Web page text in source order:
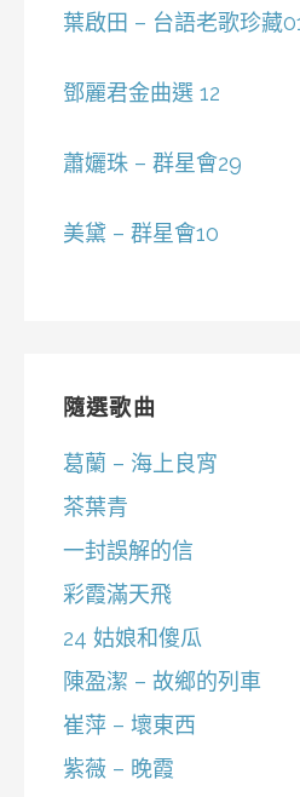
葉啟田 – 台語老歌珍藏
鄧麗君金曲選 12
蕭孋珠 – 群星會29
美黛 – 群星會10
隨選歌曲
葛蘭 – 海上良宵
茶葉青
一封誤解的信
彩霞滿天飛
24 姑娘和傻瓜
陳盈潔 – 故鄉的列車
崔萍 – 壞東西
紫薇 – 晚霞